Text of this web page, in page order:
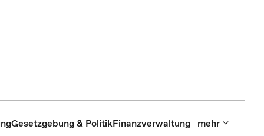
Gesetzgebung & PolitikFinanzverwaltung mehr